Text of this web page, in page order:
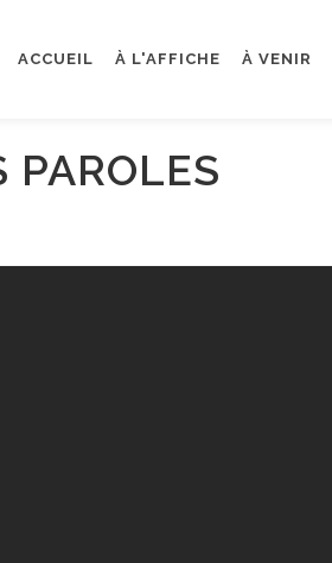
ACCUEIL À L'AFFICHE À VENIR
PAROLES